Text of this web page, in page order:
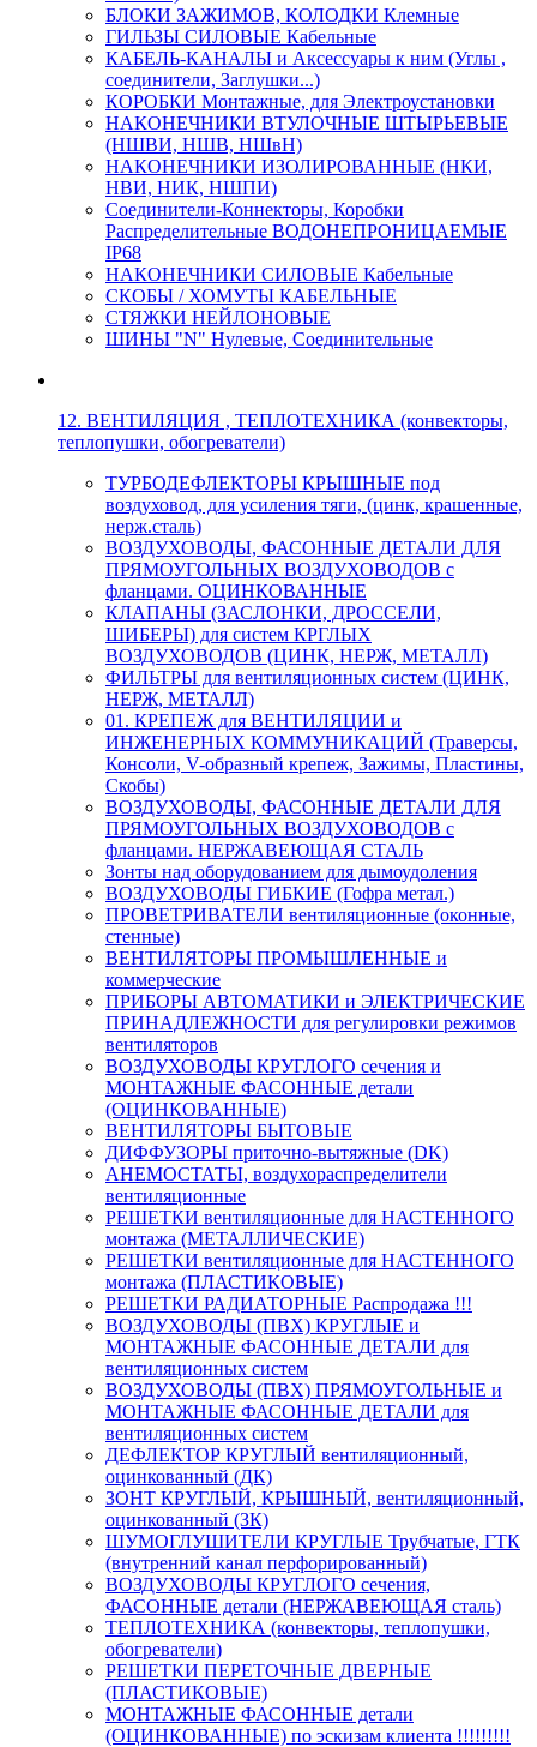
БЛОКИ ЗАЖИМОВ, КОЛОДКИ Клемные
ГИЛЬЗЫ СИЛОВЫЕ Кабельные
КАБЕЛЬ-КАНАЛЫ и Аксессуары к ним (Углы ,
соединители, Заглушки...)
КОРОБКИ Монтажные, для Электроустановки
НАКОНЕЧНИКИ ВТУЛОЧНЫЕ ШТЫРЬЕВЫЕ
(НШВИ, НШВ, НШвН)
НАКОНЕЧНИКИ ИЗОЛИРОВАННЫЕ (НКИ,
НВИ, НИК, НШПИ)
Соединители-Коннекторы, Коробки
Распределительные ВОДОНЕПРОНИЦАЕМЫЕ
IP68
НАКОНЕЧНИКИ СИЛОВЫЕ Кабельные
СКОБЫ / ХОМУТЫ КАБЕЛЬНЫЕ
СТЯЖКИ НЕЙЛОНОВЫЕ
ШИНЫ "N" Нулевые, Соединительные
12. ВЕНТИЛЯЦИЯ , ТЕПЛОТЕХНИКА (конвекторы,
теплопушки, обогреватели)
ТУРБОДЕФЛЕКТОРЫ КРЫШНЫЕ под
воздуховод, для усиления тяги, (цинк, крашенные,
нерж.сталь)
ВОЗДУХОВОДЫ, ФАСОННЫЕ ДЕТАЛИ ДЛЯ
ПРЯМОУГОЛЬНЫХ ВОЗДУХОВОДОВ с
фланцами. ОЦИНКОВАННЫЕ
КЛАПАНЫ (ЗАСЛОНКИ, ДРОССЕЛИ,
ШИБЕРЫ) для систем КРГЛЫХ
ВОЗДУХОВОДОВ (ЦИНК, НЕРЖ, МЕТАЛЛ)
ФИЛЬТРЫ для вентиляционных систем (ЦИНК,
НЕРЖ, МЕТАЛЛ)
01. КРЕПЕЖ для ВЕНТИЛЯЦИИ и
ИНЖЕНЕРНЫХ КОММУНИКАЦИЙ (Траверсы,
Консоли, V-образный крепеж, Зажимы, Пластины,
Скобы)
ВОЗДУХОВОДЫ, ФАСОННЫЕ ДЕТАЛИ ДЛЯ
ПРЯМОУГОЛЬНЫХ ВОЗДУХОВОДОВ с
фланцами. НЕРЖАВЕЮЩАЯ СТАЛЬ
Зонты над оборудованием для дымоудоления
ВОЗДУХОВОДЫ ГИБКИЕ (Гофра метал.)
ПРОВЕТРИВАТЕЛИ вентиляционные (оконные,
стенные)
ВЕНТИЛЯТОРЫ ПРОМЫШЛЕННЫЕ и
коммерческие
ПРИБОРЫ АВТОМАТИКИ и ЭЛЕКТРИЧЕСКИЕ
ПРИНАДЛЕЖНОСТИ для регулировки режимов
вентиляторов
ВОЗДУХОВОДЫ КРУГЛОГО сечения и
МОНТАЖНЫЕ ФАСОННЫЕ детали
(ОЦИНКОВАННЫЕ)
ВЕНТИЛЯТОРЫ БЫТОВЫЕ
ДИФФУЗОРЫ приточно-вытяжные (DK)
АНЕМОСТАТЫ, воздухораспределители
вентиляционные
РЕШЕТКИ вентиляционные для НАСТЕННОГО
монтажа (МЕТАЛЛИЧЕСКИЕ)
РЕШЕТКИ вентиляционные для НАСТЕННОГО
монтажа (ПЛАСТИКОВЫЕ)
РЕШЕТКИ РАДИАТОРНЫЕ Распродажа !!!
ВОЗДУХОВОДЫ (ПВХ) КРУГЛЫЕ и
МОНТАЖНЫЕ ФАСОННЫЕ ДЕТАЛИ для
вентиляционных систем
ВОЗДУХОВОДЫ (ПВХ) ПРЯМОУГОЛЬНЫЕ и
МОНТАЖНЫЕ ФАСОННЫЕ ДЕТАЛИ для
вентиляционных систем
ДЕФЛЕКТОР КРУГЛЫЙ вентиляционный,
оцинкованный (ДК)
ЗОНТ КРУГЛЫЙ, КРЫШНЫЙ, вентиляционный,
оцинкованный (ЗК)
ШУМОГЛУШИТЕЛИ КРУГЛЫЕ Трубчатые, ГТК
(внутренний канал перфорированный)
ВОЗДУХОВОДЫ КРУГЛОГО сечения,
ФАСОННЫЕ детали (НЕРЖАВЕЮЩАЯ сталь)
ТЕПЛОТЕХНИКА (конвекторы, теплопушки,
обогреватели)
РЕШЕТКИ ПЕРЕТОЧНЫЕ ДВЕРНЫЕ
(ПЛАСТИКОВЫЕ)
МОНТАЖНЫЕ ФАСОННЫЕ детали
(ОЦИНКОВАННЫЕ) по эскизам клиента !!!!!!!!!